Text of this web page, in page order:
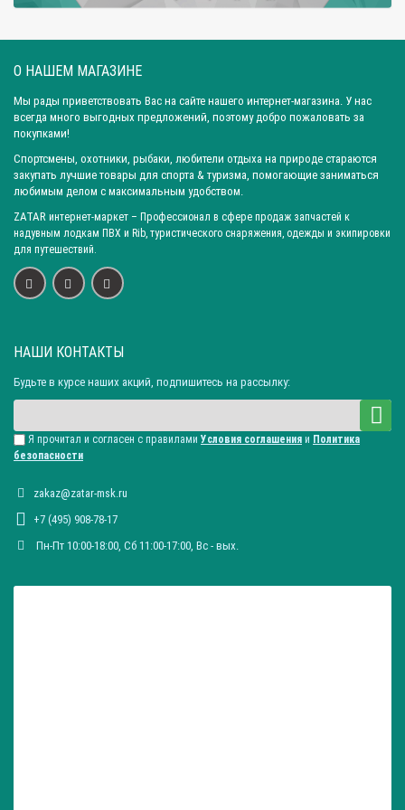
Вес комплекта: 5,1 кг
Вес комплекта: 7,1 кг
Вес комплекта: 8,8 кг
Вес комплекта: 9,8 кг
Город: Ярославль
Город: Новосибирск
Город: Пермь
Город: Москва
Город: Красноярск
Город: Екатеринбург
Город: Нижний Новгород
Город: Воронеж
Город: Саратов
О НАШЕМ МАГАЗИНЕ
Мы рады приветствовать Вас на сайте нашего интернет-магазина. У нас
всегда много выгодных предложений, поэтому добро пожаловать за
покупками!
Спортсмены, охотники, рыбаки, любители отдыха на природе стараются
закупать лучшие товары для спорта & туризма, помогающие заниматься
любимым делом с максимальным удобством.
ZATAR интернет-маркет – Профессионал в сфере продаж запчастей к
надувным лодкам ПВХ и Rib, туристического снаряжения, одежды и экипировки
для путешествий.
НАШИ КОНТАКТЫ
Будьте в курсе наших акций, подпишитесь на рассылку:
Я прочитал и согласен с правилами Условия соглашения и Политика
безопасности
zakaz@zatar-msk.ru
+7 (495) 908-78-17
Пн-Пт 10:00-18:00, Сб 11:00-17:00, Вc - вых.